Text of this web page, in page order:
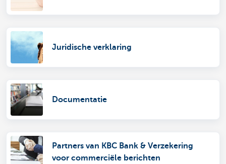
Juridische verklaring
Documentatie
Partners van KBC Bank & Verzekering
voor commerciële berichten